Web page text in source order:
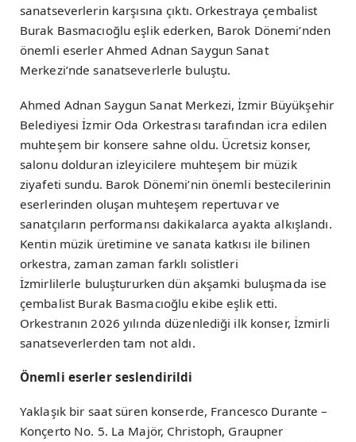
sanatseverlerin karşısına çıktı. Orkestraya çembalist
Burak Basmacıoğlu eşlik ederken, Barok Dönemi’nden
önemli eserler Ahmed Adnan Saygun Sanat
Merkezi’nde sanatseverlerle buluştu.
Ahmed Adnan Saygun Sanat Merkezi, İzmir Büyükşehir
Belediyesi İzmir Oda Orkestrası tarafından icra edilen
muhteşem bir konsere sahne oldu. Ücretsiz konser,
salonu dolduran izleyicilere muhteşem bir müzik
ziyafeti sundu. Barok Dönemi’nin önemli bestecilerinin
eserlerinden oluşan muhteşem repertuvar ve
sanatçıların performansı dakikalarca ayakta alkışlandı.
Kentin müzik üretimine ve sanata katkısı ile bilinen
orkestra, zaman zaman farklı solistleri
İzmirlilerle buluştururken dün akşamki buluşmada ise
çembalist Burak Basmacıoğlu ekibe eşlik etti.
Orkestranın 2026 yılında düzenlediği ilk konser, İzmirli
sanatseverlerden tam not aldı.
Önemli eserler seslendirildi
Yaklaşık bir saat süren konserde, Francesco Durante –
Konçerto No. 5. La Majör, Christoph, Graupner